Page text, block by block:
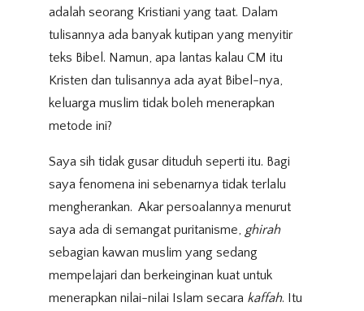
adalah seorang Kristiani yang taat. Dalam
tulisannya ada banyak kutipan yang menyitir
teks Bibel. Namun, apa lantas kalau CM itu
Kristen dan tulisannya ada ayat Bibel-nya,
keluarga muslim tidak boleh menerapkan
metode ini?
Saya sih tidak gusar dituduh seperti itu. Bagi
saya fenomena ini sebenarnya tidak terlalu
mengherankan. Akar persoalannya menurut
saya ada di semangat puritanisme, ghirah
sebagian kawan muslim yang sedang
mempelajari dan berkeinginan kuat untuk
menerapkan nilai-nilai Islam secara kaffah. Itu